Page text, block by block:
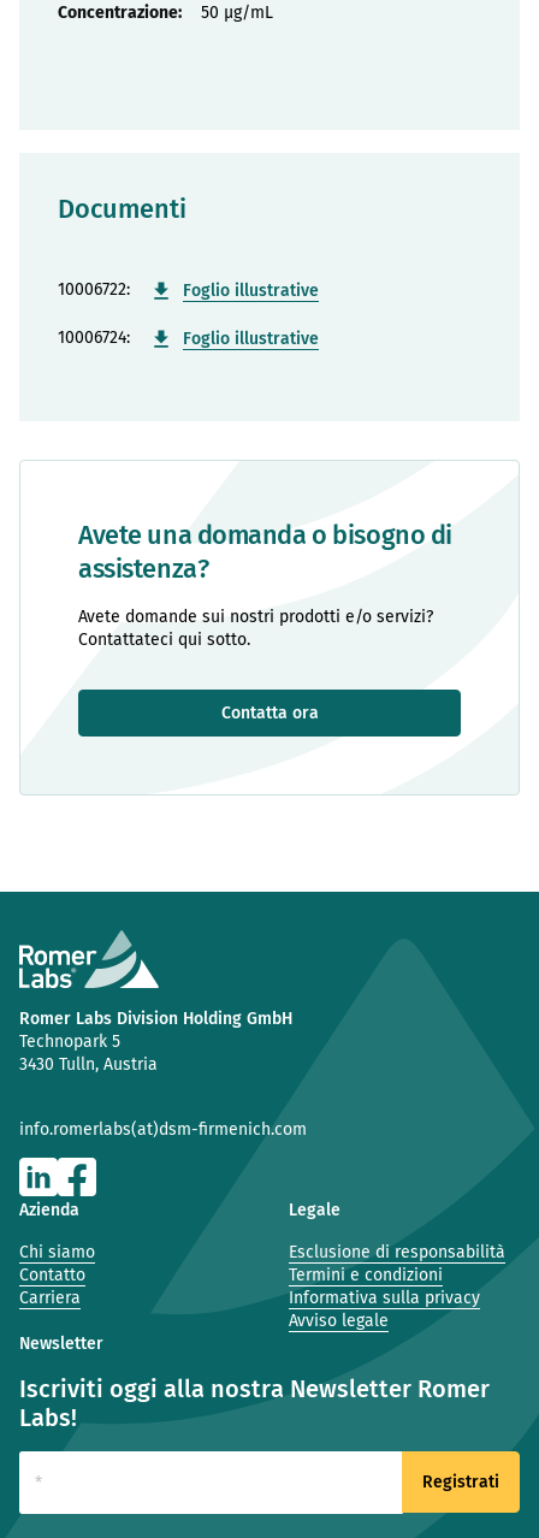
Avete una domanda o bisogno di
assistenza?
Avete domande sui nostri prodotti e/o servizi?
Contattateci qui sotto.
Contatta ora
50 µg/mL
Documenti
10006722: Foglio illustrative
10006724: Foglio illustrative
Romer Labs Division Holding GmbH
Technopark 5
3430 Tulln, Austria
info.romerlabs(at)dsm-firmenich.com
Azienda
Chi siamo
Contatto
Carriera
Legale
Esclusione di responsabilità
Termini e condizioni
Informativa sulla privacy
Avviso legale
Newsletter
Iscriviti oggi alla nostra Newsletter Romer
Labs!